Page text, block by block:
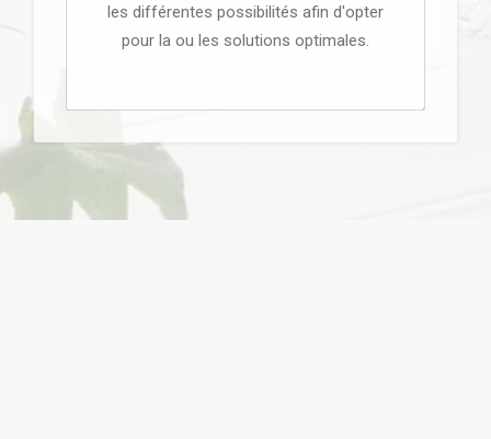
les différentes possibilités afin d'opter
pour la ou les solutions optimales.